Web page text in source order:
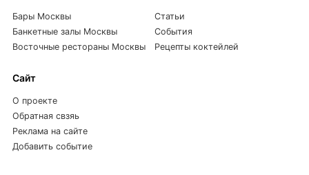
Бары Москвы
Банкетные залы Москвы
Восточные рестораны Москвы
Статьи
События
Рецепты коктейлей
Сайт
О проекте
Обратная свзяь
Реклама на сайте
Добавить событие